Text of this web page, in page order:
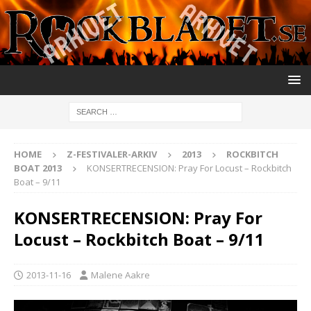
HOME Z-FESTIVALER-ARKIV 2013
ROCKBITCH
BOAT 2013
KONSERTRECENSION: Pray For Locust – Rockbitch
Boat – 9/11
KONSERTRECENSION: Pray For
Locust – Rockbitch Boat – 9/11
2013-11-16 Malene Aakre